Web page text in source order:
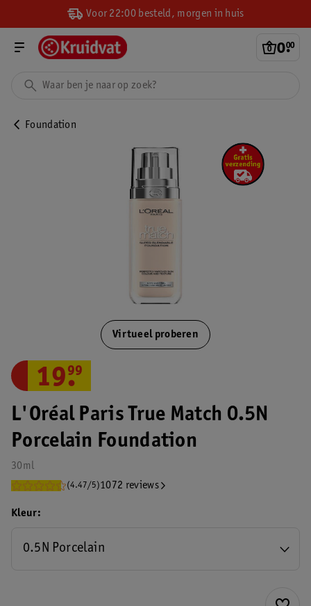
Voor 22:00 besteld, morgen in huis
0.
00
Foundation
Virtueel proberen
L'Oréal Paris True Match 0.5N
Porcelain Foundation
30ml
(4.47/5)1072 reviews
19.
99
Kleur
0.5N Porcelain